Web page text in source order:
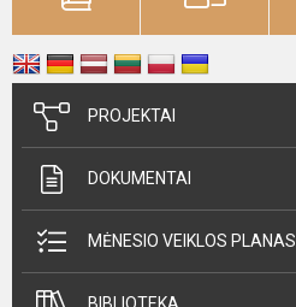
PROJEKTAI
DOKUMENTAI
MĖNESIO VEIKLOS PLANAS